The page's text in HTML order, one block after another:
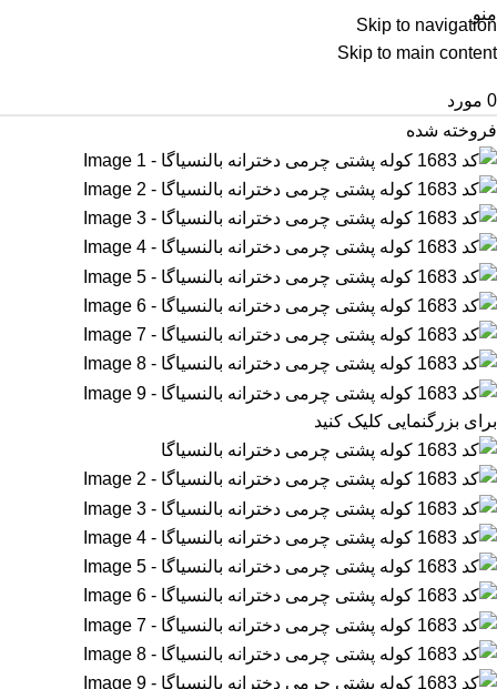
Skip to navigation
Skip to main content
منو
0 مورد
فروخته شده
برای بزرگنمایی کلیک کنید